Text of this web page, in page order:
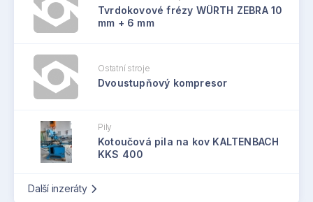
Tvrdokovové frézy WÜRTH ZEBRA 10
mm + 6 mm
Ostatní stroje
Dvoustupňový kompresor
Pily
Kotoučová pila na kov KALTENBACH
KKS 400
Další inzeráty